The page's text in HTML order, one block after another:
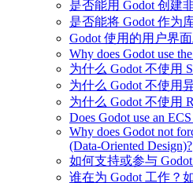
是否能用 Godot 创建
是否能将 Godot 作为
Godot 使用的用户界
Why does Godot use
为什么 Godot 不使用
为什么 Godot 不使用
为什么 Godot 不使用
Does Godot use an
Why does Godot not
(Data-Oriented Design)?
如何支持或参与
谁在为 Godot 工作？